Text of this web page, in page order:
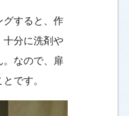
グすると、作
十分に洗剤や
。なので、扉
です。